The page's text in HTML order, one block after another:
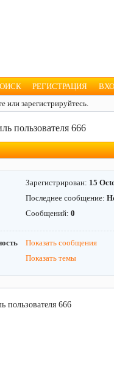
РЕГИСТРАЦИЯ
или зарегистрируйтесь.
пользователя 666
Зарегистрирован: 15
Последнее сообщение:
Сообщений:0
Показать сообщения
Показать темы
пользователя 666